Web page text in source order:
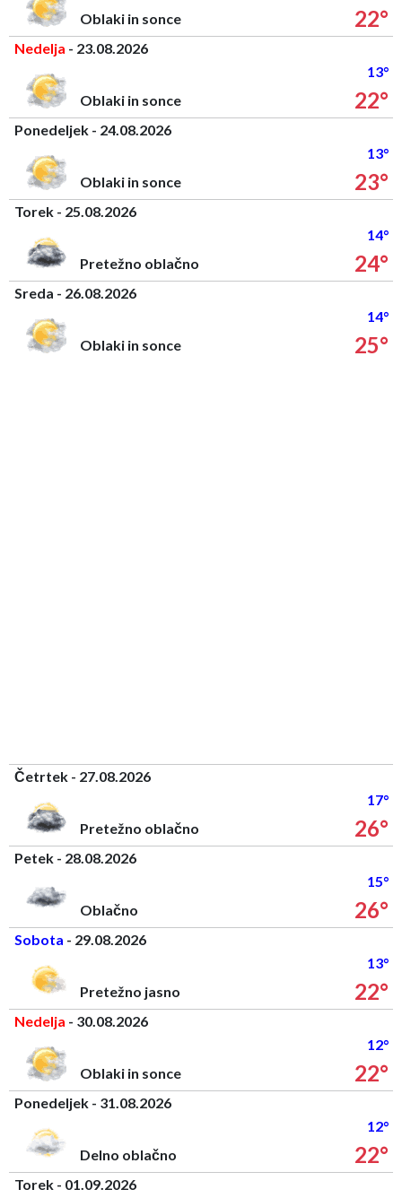
Oblaki in sonce
22°
Nedelja - 23.08.2026
13°
Oblaki in sonce
22°
Ponedeljek - 24.08.2026
13°
Oblaki in sonce
23°
Torek - 25.08.2026
14°
Pretežno oblačno
24°
Sreda - 26.08.2026
14°
Oblaki in sonce
25°
Četrtek - 27.08.2026
17°
Pretežno oblačno
26°
Petek - 28.08.2026
15°
Oblačno
26°
Sobota - 29.08.2026
13°
Pretežno jasno
22°
Nedelja - 30.08.2026
12°
Oblaki in sonce
22°
Ponedeljek - 31.08.2026
12°
Delno oblačno
22°
Torek - 01.09.2026